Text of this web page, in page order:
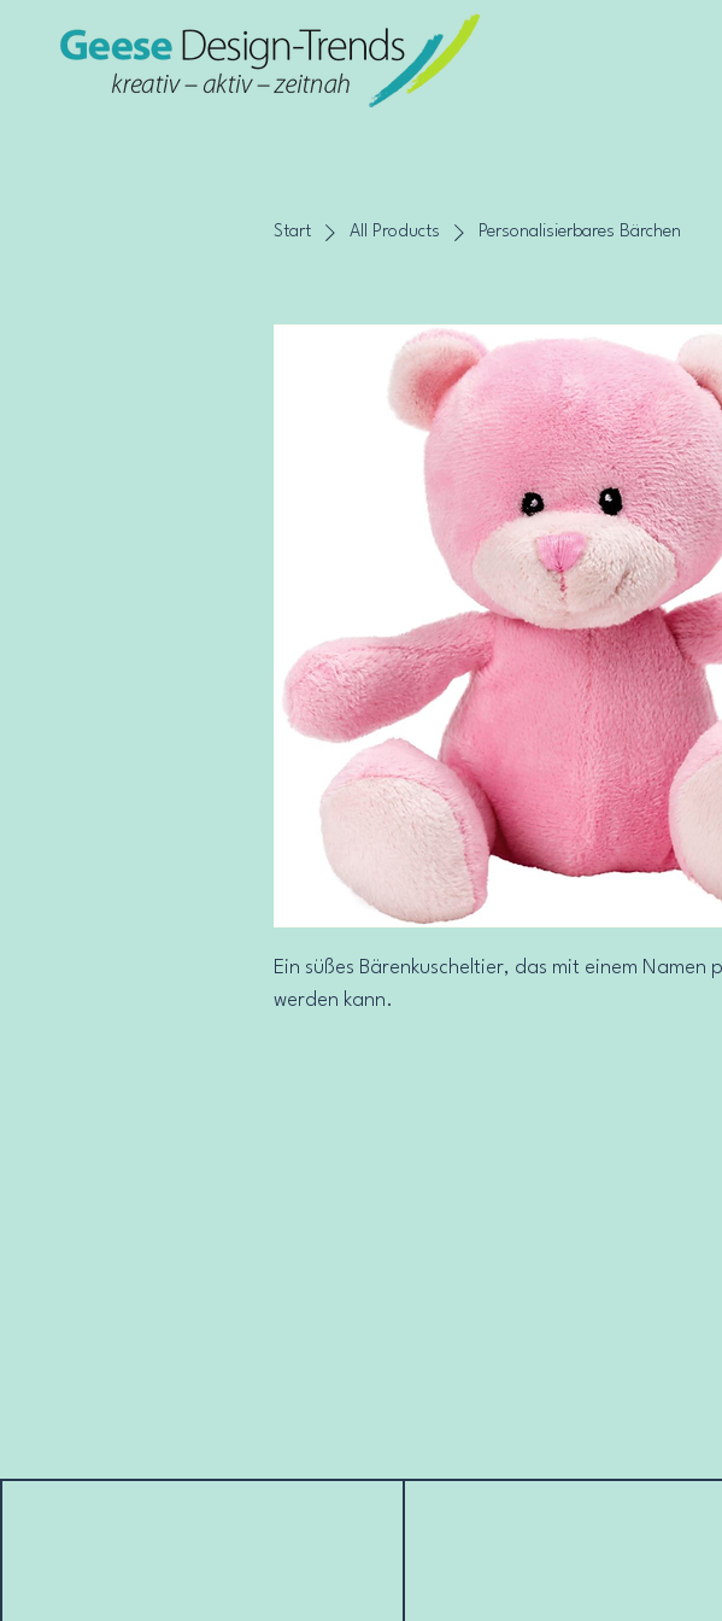
Start All Products Personalisierbares Bärchen
Ein süßes Bärenkuscheltier, das mit einem Namen
werden kann.